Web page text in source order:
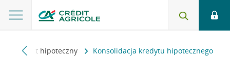
Kredyt hipoteczny Konsolidacja kredytu hipotecznego